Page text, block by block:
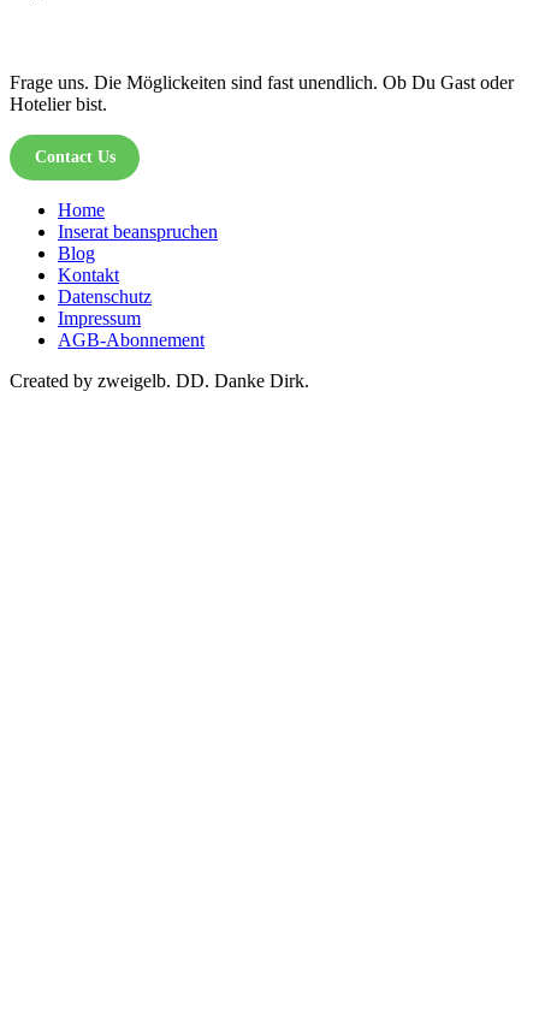
Frage uns. Die Möglickeiten sind fast unendlich. Ob Du Gast oder
Hotelier bist.
Contact Us
Home
Inserat beanspruchen
Blog
Kontakt
Datenschutz
Impressum
AGB-Abonnement
Created by zweigelb. DD. Danke Dirk.